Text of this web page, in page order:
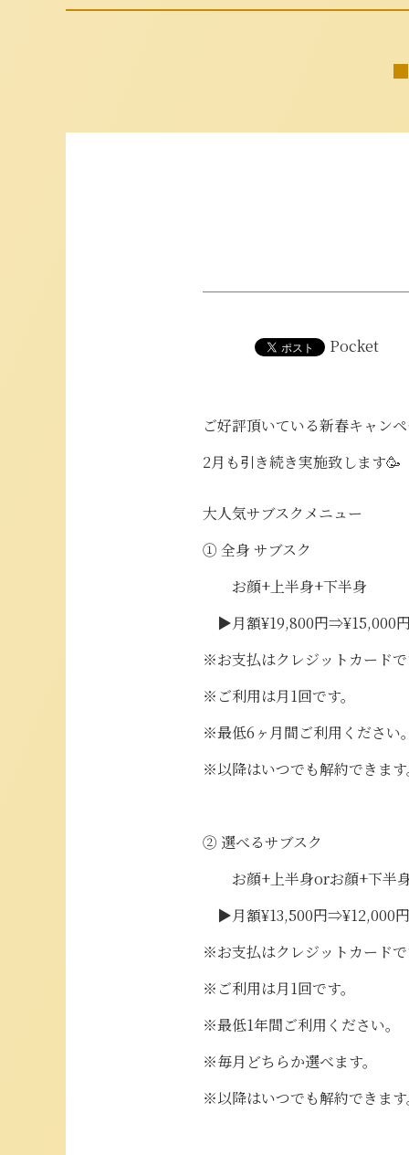
Pocket
ご好評頂いている新春キャン
2月も引き続き実施致します🥳
大人気サブスクメニュー
① 全身 サブスク
お顔+上半身+下半身
▶月額¥19,800円⇒¥15,000円
※お支払はクレジットカードで
※ご利用は月1回です。
※最低6ヶ月間ご利用ください。
※以降はいつでも解約できます
② 選べるサブスク
お顔+上半身orお顔+下半
▶月額¥13,500円⇒¥12,000円
※お支払はクレジットカードで
※ご利用は月1回です。
※最低1年間ご利用ください。
※毎月どちらか選べます。
※以降はいつでも解約できます